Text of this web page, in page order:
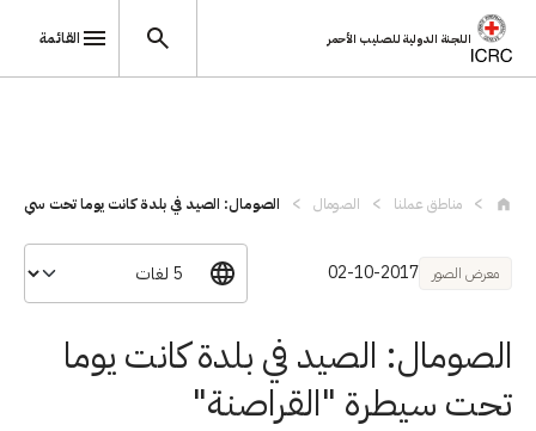
اللجنة الدولية للصليب الأحمر القائمة
مناطق عملنا الصومال الصومال: الصيد في بلدة كانت يوما تحت سي...
معرض الصور 02-10-2017
الصومال: الصيد في بلدة كانت يوما
تحت سيطرة "القراصنة"